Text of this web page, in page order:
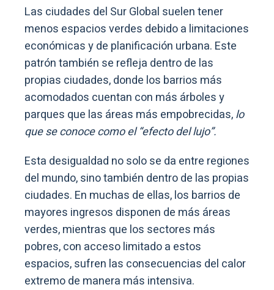
Las ciudades del Sur Global suelen tener
menos espacios verdes debido a limitaciones
económicas y de planificación urbana. Este
patrón también se refleja dentro de las
propias ciudades, donde los barrios más
acomodados cuentan con más árboles y
parques que las áreas más empobrecidas,lo
que se conoce como el “efecto del lujo”.
Esta desigualdad no solo se da entre regiones
del mundo, sino también dentro de las propias
ciudades. En muchas de ellas, los barrios de
mayores ingresos disponen de más áreas
verdes, mientras que los sectores más
pobres, con acceso limitado a estos
espacios, sufren las consecuencias del calor
extremo de manera más intensiva.